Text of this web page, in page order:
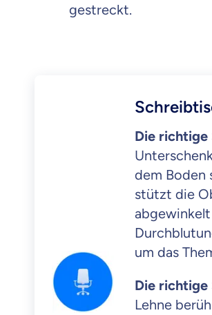
gestreckt.
Die richtige
dem Boden
stützt die
um das
Die
Lehne